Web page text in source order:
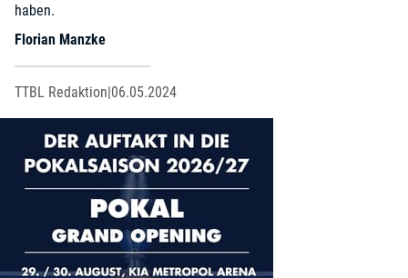
haben.
Florian Manzke
TTBL Redaktion|06.05.2024